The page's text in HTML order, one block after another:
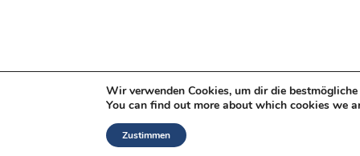
Wir verwenden Cookies, um dir die
You can find out more about which cookies we
Zustimmen